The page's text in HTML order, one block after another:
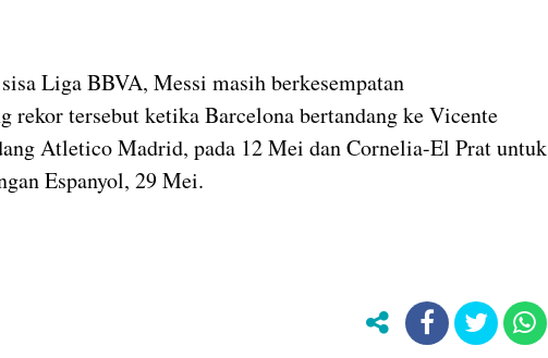
Liga BBVA, Messi masih berkesempatan
rekor tersebut ketika Barcelona bertandang ke Vicente
Atletico Madrid, pada 12 Mei dan Cornelia-El Prat untuk
Espanyol, 29 Mei.